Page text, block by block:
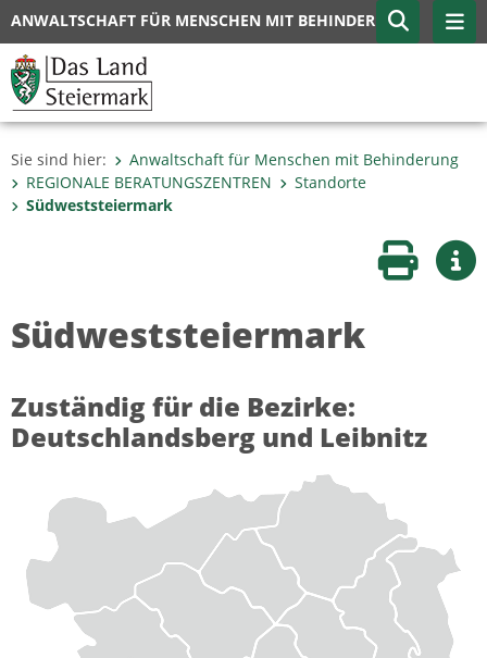
ANWALTSCHAFT FÜR MENSCHEN MIT BEHINDERUNG
Sie sind hier:
Anwaltschaft für Menschen mit Behinderung
REGIONALE BERATUNGSZENTREN
Standorte
Südweststeiermark
Seite
Südweststeiermark
Zuständig für die Bezirke:
Deutschlandsberg und Leibnitz